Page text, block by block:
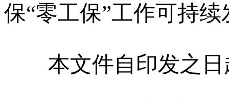
保“零工保”工作可持续
本文件自印发之日